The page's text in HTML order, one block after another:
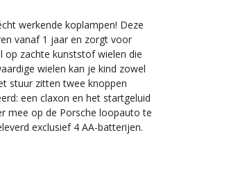
werkende koplampen! Deze
vanaf 1 jaar en zorgt voor
op zachte kunststof wielen die
wielen kan je kind zowel
stuur zitten twee knoppen
een claxon en het startgeluid
mee op de Porsche loopauto te
exclusief 4 AA-batterijen.